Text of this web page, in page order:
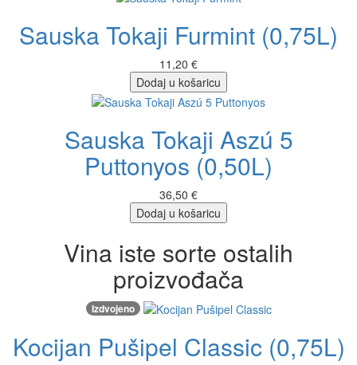
Sauska Tokaji Furmint (0,75L)
11,20 €
Dodaj u košaricu
Sauska Tokaji Aszú 5
Puttonyos (0,50L)
36,50 €
Dodaj u košaricu
Vina iste sorte ostalih
proizvođača
Izdvojeno
Kocijan Pušipel Classic (0,75L)